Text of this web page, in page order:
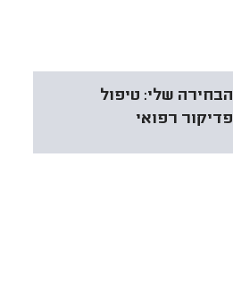
הבחירה שלי: טיפול
פדיקור רפואי